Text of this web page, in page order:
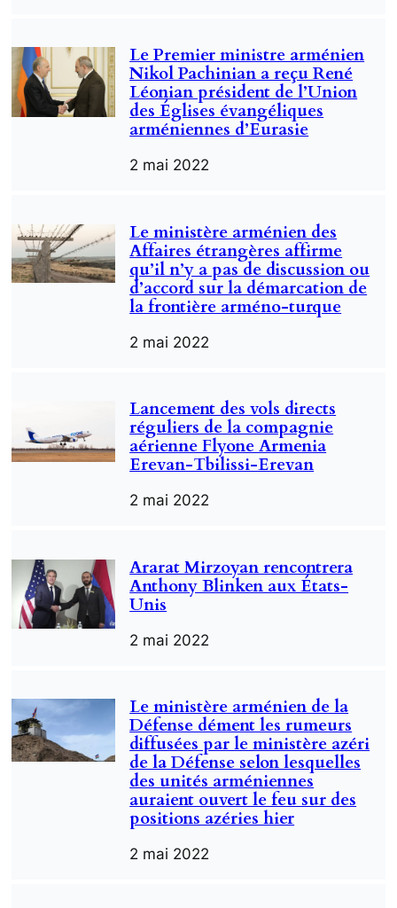
Le Premier ministre arménien
Nikol Pachinian a reçu René
Léonian président de l’Union
des Églises évangéliques
arméniennes d’Eurasie
2 mai 2022
Le ministère arménien des
Affaires étrangères affirme
qu’il n’y a pas de discussion ou
d’accord sur la démarcation de
la frontière arméno-turque
2 mai 2022
Lancement des vols directs
réguliers de la compagnie
aérienne Flyone Armenia
Erevan-Tbilissi-Erevan
2 mai 2022
Ararat Mirzoyan rencontrera
Anthony Blinken aux États-
Unis
2 mai 2022
Le ministère arménien de la
Défense dément les rumeurs
diffusées par le ministère azéri
de la Défense selon lesquelles
des unités arméniennes
auraient ouvert le feu sur des
positions azéries hier
2 mai 2022